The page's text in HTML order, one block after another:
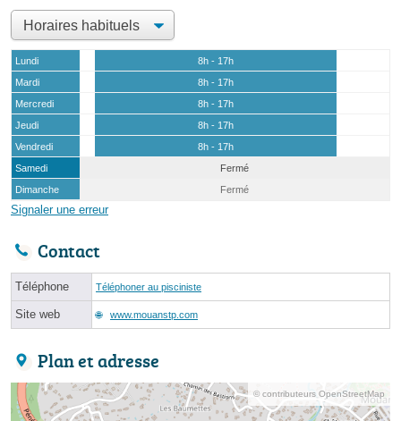
Lundi
8h - 17h
Mardi
8h - 17h
Mercredi
8h - 17h
Jeudi
8h - 17h
Vendredi
8h - 17h
Samedi
Fermé
Dimanche
Fermé
Signaler une erreur
Contact
Téléphone Téléphoner au pisciniste
Site web www.mouanstp.com
Plan et adresse
© contributeurs OpenStreetMap